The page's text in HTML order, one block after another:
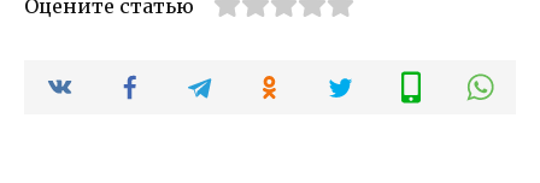
Оцените статью